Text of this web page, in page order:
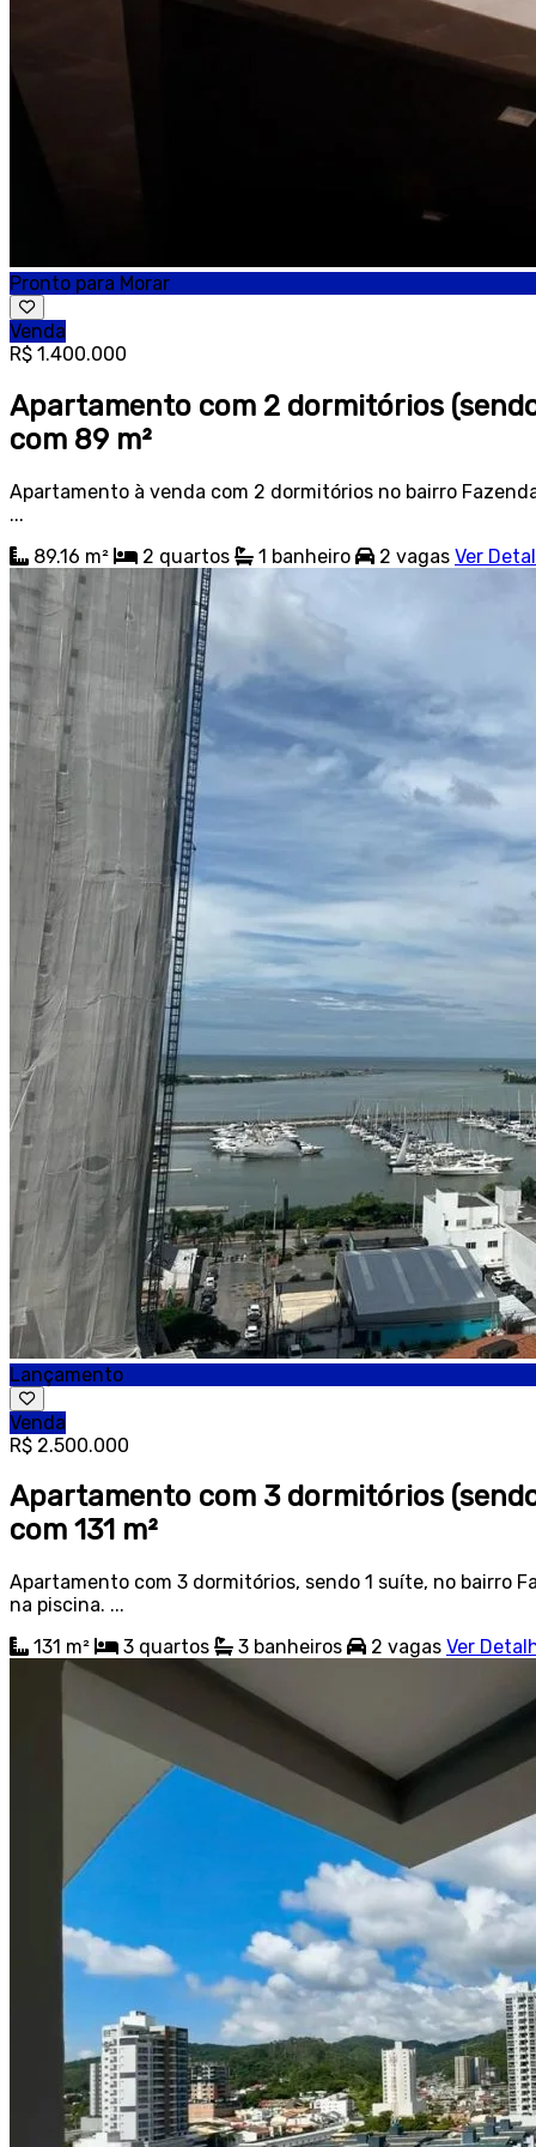
Pronto para Morar
Venda
R$ 1.400.000
Apartamento com 2 dormitórios
com 89 m²
Apartamento à venda com 2 dormitórios no bairro
...
89.16 m²
2 quartos 1 banheiro 2 vagas Ver
Lançamento
Venda
R$ 2.500.000
Apartamento com 3 dormitórios
com 131 m²
Apartamento com 3 dormitórios, sendo 1 suíte, no bairro
na piscina. ...
131 m²
3 quartos 3 banheiros 2 vagas Ver